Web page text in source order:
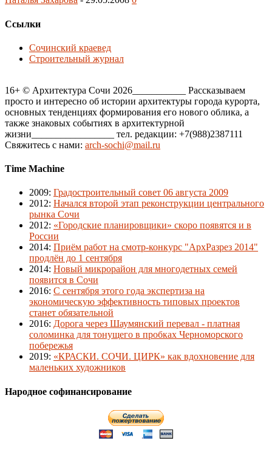
Ссылки
Сочинский краевед
Строительный журнал
16+ © Архитектура Сочи 2026___________ Рассказываем
просто и интересно об истории архитектуры города курорта,
основных тенденциях формирования его нового облика, а
также знаковых событиях в архитектурной
жизни_________________ тел. редакции: +7(988)2387111
Свяжитесь с нами: arch-sochi@mail.ru
Time Machine
2009: Градостроительный совет 06 августа 2009
2012: Начался второй этап реконструкции центрального
рынка Сочи
2012: «Городские планировщики» скоро появятся и в
России
2014: Приём работ на смотр-конкурс "АрхРазрез 2014"
продлён до 1 сентября
2014: Новый микрорайон для многодетных семей
появится в Сочи
2016: С сентября этого года экспертиза на
экономическую эффективность типовых проектов
станет обязательной
2016: Дорога через Шаумянский перевал - платная
соломинка для тонущего в пробках Черноморского
побережья
2019: «КРАСКИ. СОЧИ. ЦИРК» как вдохновение для
маленьких художников
Народное софинансирование